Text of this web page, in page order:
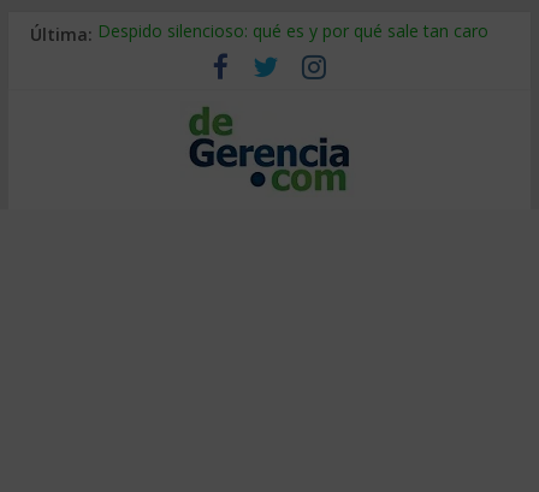
Última: Despido silencioso: qué es y por qué sale tan caro
La economía de Venezuela después del terremoto
Los 8 pasos de Kotter: liderar el cambio sin fracasar
Gestión de proyectos con IA: qué cambia en el oficio
IA y creatividad: cómo evitar que todos piensen igual